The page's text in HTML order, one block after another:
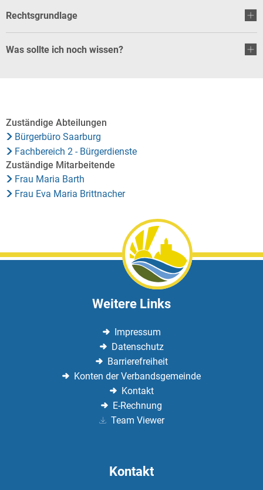
Rechtsgrundlage
Was sollte ich noch wissen?
Zuständige Abteilungen
Bürgerbüro Saarburg
Fachbereich 2 - Bürgerdienste
Zuständige Mitarbeitende
Frau Maria Barth
Frau Eva Maria Brittnacher
Weitere Links
Impressum
Datenschutz
Barrierefreiheit
Konten der Verbandsgemeinde
Kontakt
E-Rechnung
Team Viewer
Kontakt